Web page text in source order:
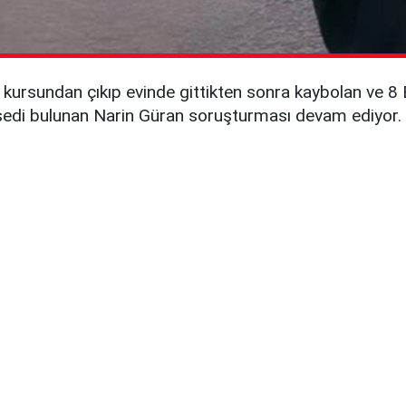
çıkıp evinde gittikten sonra kaybolan ve
bulunan Narin Güran soruşturması devam ediyor.